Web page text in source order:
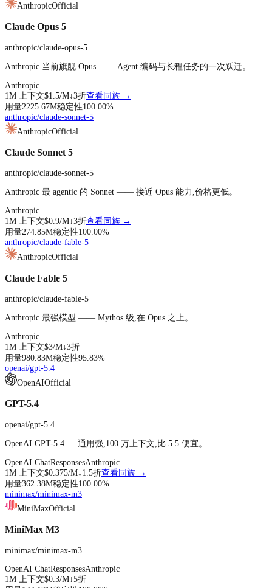
AnthropicOfficial
Claude Opus 5
anthropic/claude-opus-5
Anthropic 当前旗舰 Opus —— Agent 编码与长程任务的一次跃迁。
Anthropic
1M
上下文$1.5/M↓3折查看同族 →
用量2225.67M稳定性100.00%
anthropic/claude-sonnet-5
AnthropicOfficial
Claude Sonnet 5
anthropic/claude-sonnet-5
Anthropic 最 agentic 的 Sonnet —— 接近 Opus 能力,价格更低。
Anthropic
1M 上下文$0.9/M↓3折查看同族 →
用量274.85M稳定性100.00%
anthropic/claude-fable-5
AnthropicOfficial
Claude Fable 5
anthropic/claude-fable-5
Anthropic 最强模型 —— Mythos 级,在 Opus 之上。
Anthropic
1M 上下文$3/M↓3折
用量980.83M稳定性95.83%
openai/gpt-5.4
OpenAIOfficial
GPT-5.4
openai/gpt-5.4
OpenAI GPT-5.4 — 通用强,100 万上下文,比 5.5 便宜。
OpenAI ChatResponsesAnthropic
1M
上下文$0.375/M↓ 1.5折查看同族 →
用量362.38M稳定性100.00%
minimax/minimax-m3
MiniMaxOfficial
MiniMax M3
minimax/minimax-m3
OpenAI ChatResponsesAnthropic
1M
上下文$0.3/M↓5折